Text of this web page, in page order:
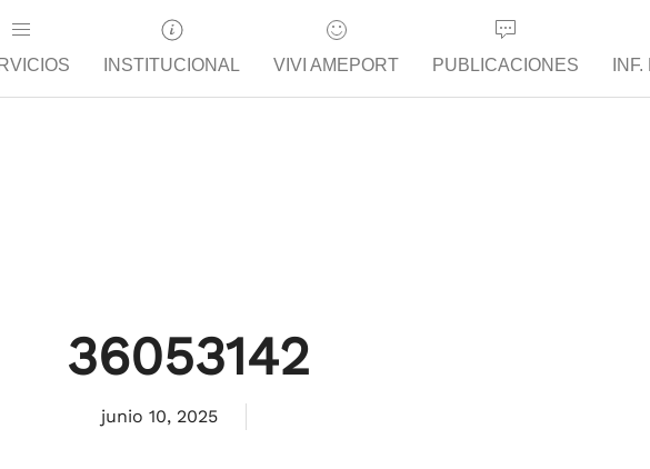
INSTITUCIONAL VIVI AMEPORT PUBLICACIONES
36053142
junio 10, 2025